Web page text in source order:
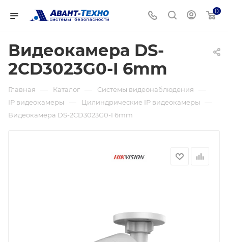
0
Видеокамера DS-
2CD3023G0-I 6mm
Главная — Каталог — Системы видеонаблюдения —
IP видеокамеры — Цилиндрические IP видеокамеры —
Видеокамера DS-2CD3023G0-I 6mm